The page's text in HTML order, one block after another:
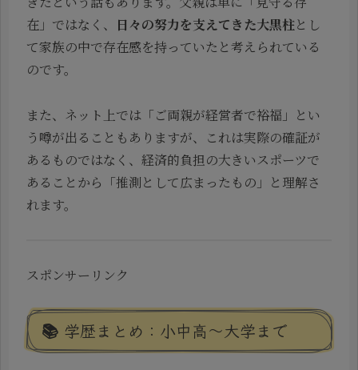
在」ではなく、
日々の努力を支えてきた大黒柱とし
て家族の中で存在感を持っていたと考えられている
のです。
また、ネット上では「ご両親が経営者で裕福」とい
う噂が出ることもありますが、これは実際の確証が
あるものではなく、経済的負担の大きいスポーツで
あることから「推測として広まったもの」と理解さ
れます。
スポンサーリンク
📚 学歴まとめ：小中高〜大学まで